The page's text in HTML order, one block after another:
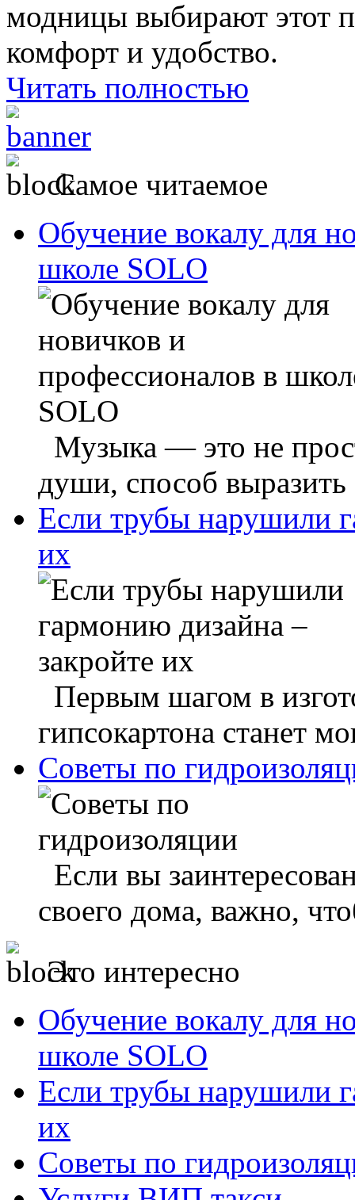
модницы выбирают этот
комфорт и удобство.
Читать полностью
Самое читаемое
Обучение вокалу для
школе SOLO
Музыка — это не
души, способ
Если трубы нарушили
их
Первым шагом в
гипсокартона станет
Советы по
Если вы
своего дома, важно,
Это интересно
Обучение вокалу для
школе SOLO
Если трубы нарушили
их
Советы по